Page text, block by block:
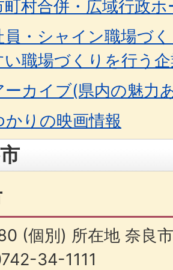
町村合併・広域行政
員・シャイン職場づ
い職場づくりを行う
ーカイブ(県内の魅力
かりの映画情報
(個別) 所在地 奈良
34-1111